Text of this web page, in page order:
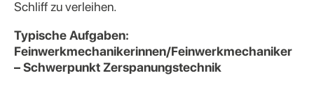
Schliff zu verleihen.
Typische Aufgaben:
Feinwerkmechanikerinnen/Feinwerkmechaniker
– Schwerpunkt Zerspanungstechnik